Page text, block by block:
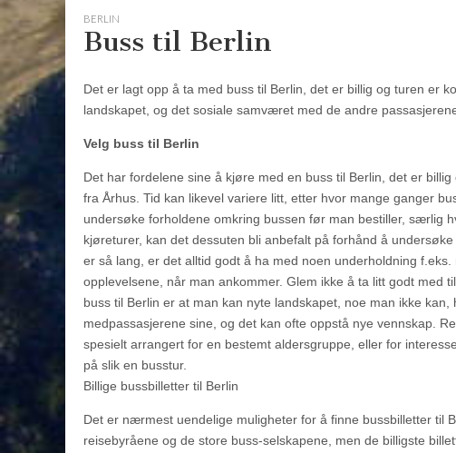
BERLIN
Buss til Berlin
Det er lagt opp å ta med buss til Berlin, det er billig og turen er
landskapet, og det sosiale samværet med de andre
Velg buss til Berlin
Det har fordelene sine å kjøre med en buss til Berlin, det er
fra Århus. Tid kan likevel variere litt, etter hvor mange ganger
undersøke forholdene omkring bussen før man bestiller, særlig
kjøreturer, kan det dessuten bli anbefalt på forhånd å
er så lang, er det alltid godt å ha med noen underholdning
opplevelsene, når man ankommer. Glem ikke å ta litt godt med
buss til Berlin er at man kan nyte landskapet, noe man ikke
medpassasjerene sine, og det kan ofte oppstå nye vennskap.
spesielt arrangert for en bestemt aldersgruppe, eller for
på slik en busstur.
Billige bussbilletter til Berlin
Det er nærmest uendelige muligheter for å finne bussbilletter til
reisebyråene og de store buss-selskapene, men de billigste